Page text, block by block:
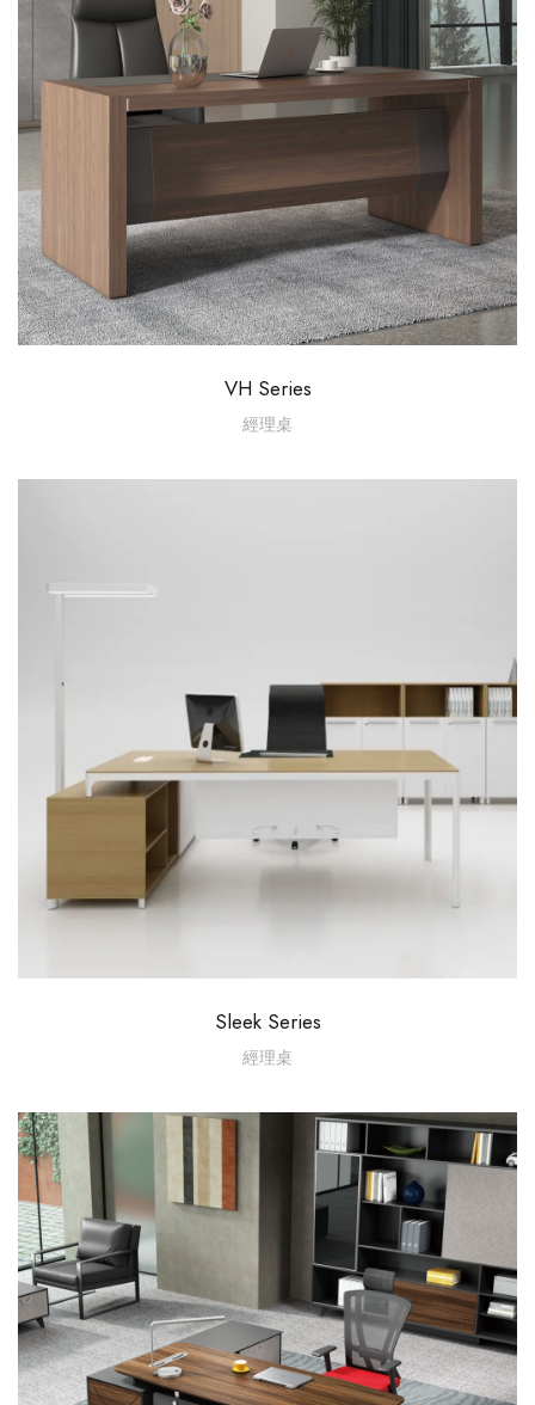
VH Series
經理桌
Sleek Series
經理桌